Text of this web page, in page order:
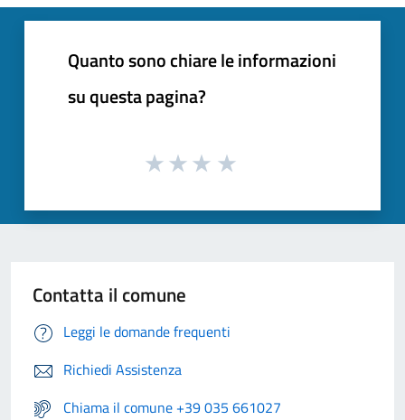
Quanto sono chiare le informazioni
su questa pagina?
Contatta il comune
Leggi le domande frequenti
Richiedi Assistenza
Chiama il comune +39 035 661027